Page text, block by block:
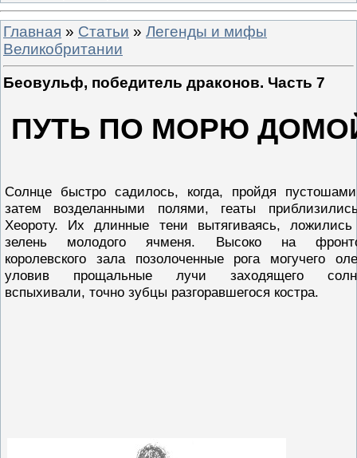
Главная » Статьи » Легенды и мифы
Великобритании
Беовульф, победитель драконов. Часть 7
ПУТЬ ПО МОРЮ
Солнце быстро садилось, когда, пройдя
затем возделанными полями, геаты
Хеороту. Их длинные тени вытягиваясь,
зелень молодого ячменя. Высоко на
королевского зала позолоченные рога могучего
уловив прощальные лучи заходящего
вспыхивали, точно зубцы разгоравшегося костра.